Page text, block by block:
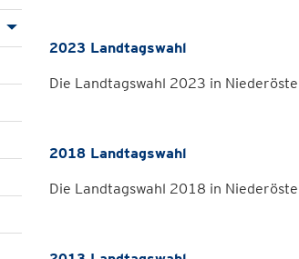
2023 Landtagswahl
Die Landtagswahl 2023 in
2018 Landtagswahl
Die Landtagswahl 2018 in